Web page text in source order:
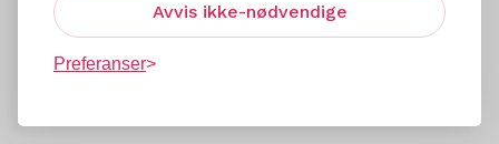
Avvis ikke-nødvendige
Preferanser